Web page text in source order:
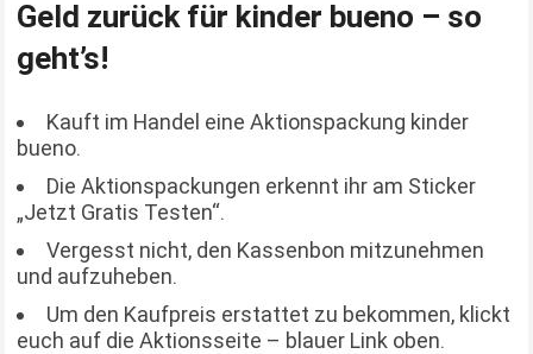
Geld zurück für kinder bueno – so
geht’s!
Kauft im Handel eine Aktionspackung kinder
bueno.
Die Aktionspackungen erkennt ihr am Sticker
„Jetzt Gratis Testen“.
Vergesst nicht, den Kassenbon mitzunehmen
und aufzuheben.
Um den Kaufpreis erstattet zu bekommen, klickt
euch auf die Aktionsseite – blauer Link oben.